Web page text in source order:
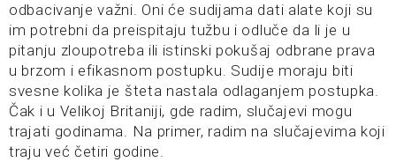
odbacivanje važni. Oni će sudijama dati alate koji su
im potrebni da preispitaju tužbu i odluče da li je u
pitanju zloupotreba ili istinski pokušaj odbrane prava
u brzom i efikasnom postupku. Sudije moraju biti
svesne kolika je šteta nastala odlaganjem postupka.
Čak i u Velikoj Britaniji, gde radim, slučajevi mogu
trajati godinama. Na primer, radim na slučajevima koji
traju već četiri godine.